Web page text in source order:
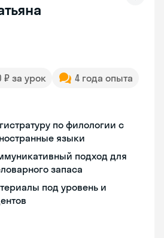
₽ за урок
4 года опыта
по филологии с
языки
подход для
запаса
под уровень и